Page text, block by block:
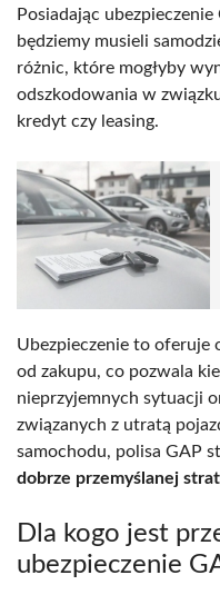
Posiadając
będziemy musieli
różnic, które mogłyby
odszkodowania w
kredyt czy leasing.
Ubezpieczenie to oferuje
od zakupu, co pozwala
nieprzyjemnych sytuacji
związanych z utratą
samochodu, polisa GAP
dobrze przemyślanej
Dla kogo jest
ubezpieczenie